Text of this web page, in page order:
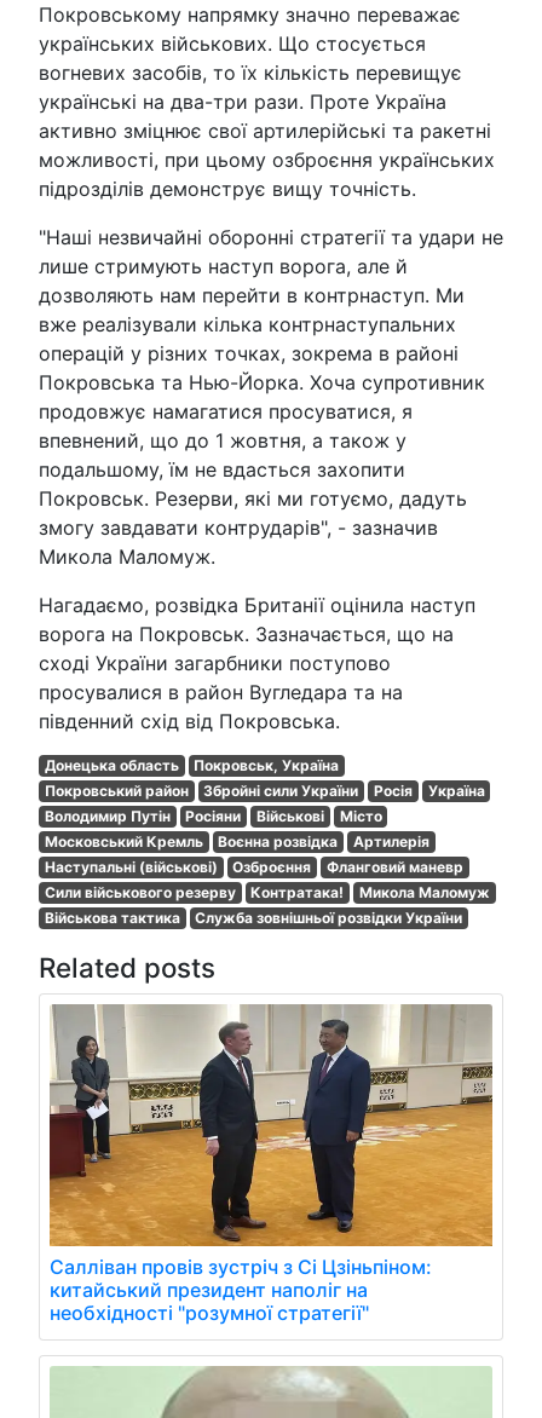
Покровському напрямку значно переважає
українських військових. Що стосується
вогневих засобів, то їх кількість перевищує
українські на два-три рази. Проте Україна
активно зміцнює свої артилерійські та ракетні
можливості, при цьому озброєння українських
підрозділів демонструє вищу точність.
"Наші незвичайні оборонні стратегії та удари не
лише стримують наступ ворога, але й
дозволяють нам перейти в контрнаступ. Ми
вже реалізували кілька контрнаступальних
операцій у різних точках, зокрема в районі
Покровська та Нью-Йорка. Хоча супротивник
продовжує намагатися просуватися, я
впевнений, що до 1 жовтня, а також у
подальшому, їм не вдасться захопити
Покровськ. Резерви, які ми готуємо, дадуть
змогу завдавати контрударів", - зазначив
Микола Маломуж.
Нагадаємо, розвідка Британії оцінила наступ
ворога на Покровськ. Зазначається, що на
сході України загарбники поступово
просувалися в район Вугледара та на
південний схід від Покровська.
Донецька область
Покровськ, Україна
Покровський район
Збройні сили України Росія
Україна
Володимир Путін
Росіяни Військові
Місто
Московський Кремль
Воєнна розвідка
Артилерія
Наступальні (військові)
Озброєння
Фланговий маневр
Сили військового резерву
Контратака!
Микола Маломуж
Військова тактика
Служба зовнішньої розвідки України
Related posts
Салліван провів зустріч з Сі Цзіньпіном:
китайський президент наполіг на
необхідності "розумної стратегії"